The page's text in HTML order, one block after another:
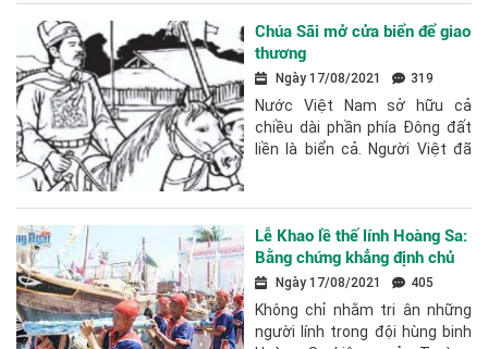
Nam đến Hội nghị...
Chúa Sãi mở cửa biển để giao
thương
Ngày 17/08/2021 319
Nước Việt Nam sở hữu cả
chiều dài phần phía Đông đất
liền là biển cả. Người Việt đã
Lễ Khao lề thế lính Hoàng Sa:
Bằng chứng khẳng định chủ
quyền Việt Nam
Ngày 17/08/2021 405
Không chỉ nhằm tri ân những
người lính trong đội hùng binh